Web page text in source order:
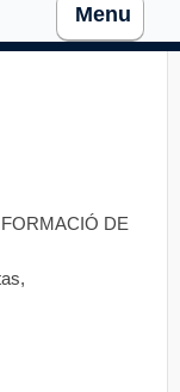
Menu
DE